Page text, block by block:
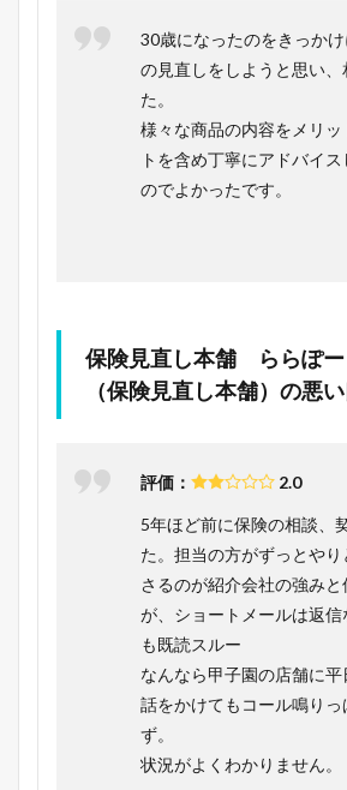
30歳になったのをきっか
の見直しをしようと思い、
た。
様々な商品の内容をメリッ
トを含め丁寧にアドバイ
のでよかったです。
保険見直し本舗 ららぽー
（保険見直し本舗）の悪
評価： 2.0
5年ほど前に保険の相談、
た。担当の方がずっとや
さるのが紹介会社の強みと
が、ショートメールは返信
も既読スルー
なんなら甲子園の店舗に
話をかけてもコール鳴りっ
ず。
状況がよくわかりません。